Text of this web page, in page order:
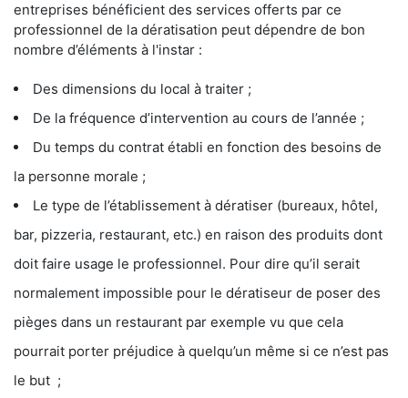
entreprises bénéficient des services offerts par ce
professionnel de la dératisation peut dépendre de bon
nombre d’éléments à l'instar :
Des dimensions du local à traiter ;
De la fréquence d’intervention au cours de l’année ;
Du temps du contrat établi en fonction des besoins de
la personne morale ;
Le type de l’établissement à dératiser (bureaux, hôtel,
bar, pizzeria, restaurant, etc.) en raison des produits dont
doit faire usage le professionnel. Pour dire qu’il serait
normalement impossible pour le dératiseur de poser des
pièges dans un restaurant par exemple vu que cela
pourrait porter préjudice à quelqu’un même si ce n’est pas
le but ;